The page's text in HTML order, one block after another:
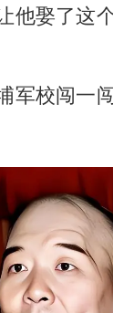
他娶了这
军校闯一